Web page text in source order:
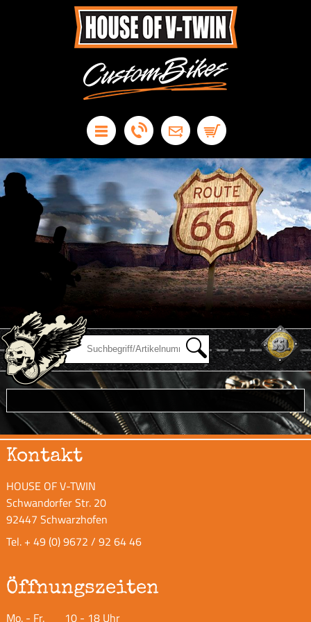
Kontakt
HOUSE OF V-TWIN
Schwandorfer Str. 20
92447 Schwarzhofen
Tel. + 49 (0) 9672 / 92 64 46
Öffnungszeiten
Mo. - Fr. 10 - 18 Uhr